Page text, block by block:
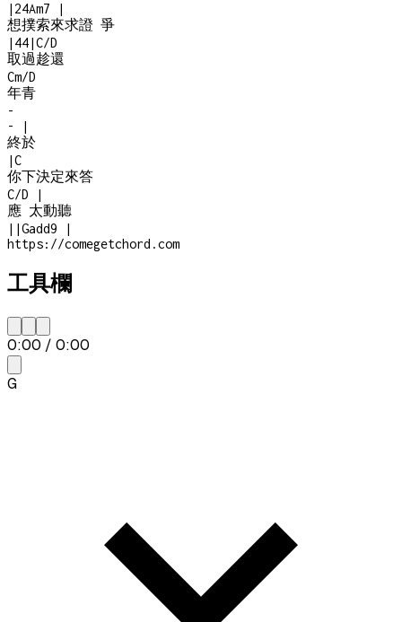
| 24Am7
|
想撲索來求證 爭
| 44|C/D
取過趁還
Cm/D
年青
-
-
|
終於
|C
你下決定來答
C/D
|
應 太動聽
| |Gadd9
|
https://comegetchord.com
工具欄
0:00 / 0:00
G